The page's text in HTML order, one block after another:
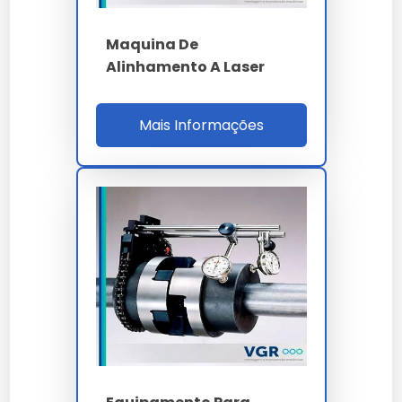
alinhamento para o sucesso do seu projeto.
A versatilidade demaquina alinhamento
integridade esperada por nossos clientes.
entregue por nossa
desenvolvimento focado em eficiência real.
seus maiores diferenciais, garantindo que o seu
investimento tenha um retorno sólido ao longo do
Nossa equipe técnica está à disposição para sanar
dúvidas sobre a melhor forma de implementar o
maquina alinhamento no seu fluxo de trabalho.
Lembramos que o uso demaquina alinhamento
Maquina De
Alinhamento A Laser
Mais Informações